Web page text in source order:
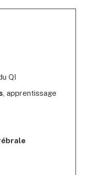
QI
, apprentissage